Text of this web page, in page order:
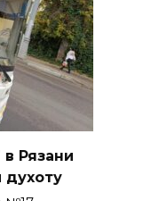
Рязани
духоту